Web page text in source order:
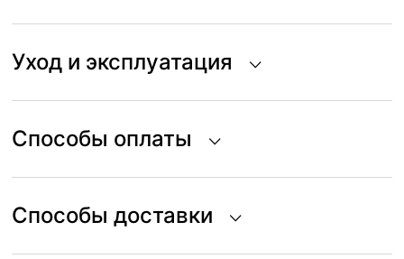
Уход и эксплуатация
Способы оплаты
Способы доставки